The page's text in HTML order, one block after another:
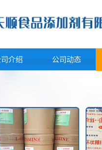
介绍 公司动态